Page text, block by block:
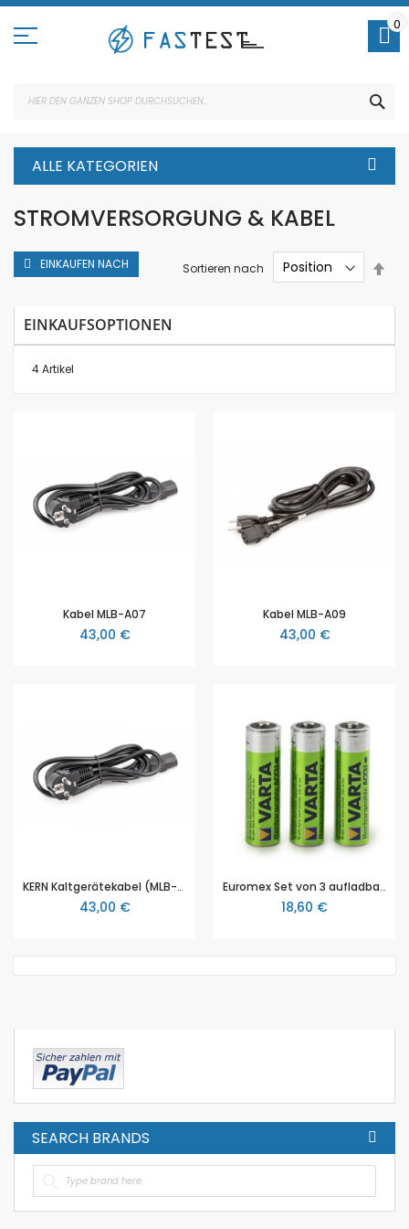
Direkt
Inhalt
0
ALLE KATEGORIEN
STROMVERSORGUNG & KABEL
4Artikel
Sortieren nach
Kabel MLB-A07
43,00 €
Kabel MLB-A09
43,00 €
KERN Kaltgerätekabel (MLB-A07), für Stereo- und Durchlichtmikroskope
43,00 €
Euromex Set von 3 aufladbare AA-Akkus (AE.1370)
18,60 €
EINKAUFEN NACH
EINKAUFSOPTIONEN
SEARCH BRANDS